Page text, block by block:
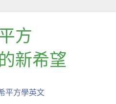
方
新希望
平方學英文